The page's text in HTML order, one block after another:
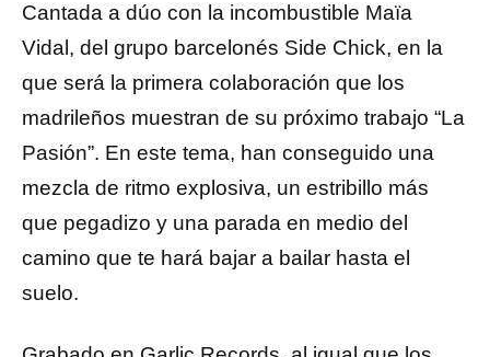
Cantada a dúo con la incombustible Maïa
Vidal, del grupo barcelonés Side Chick, en la
que será la primera colaboración que los
madrileños muestran de su próximo trabajo “La
Pasión”. En este tema, han conseguido una
mezcla de ritmo explosiva, un estribillo más
que pegadizo y una parada en medio del
camino que te hará bajar a bailar hasta el
suelo.